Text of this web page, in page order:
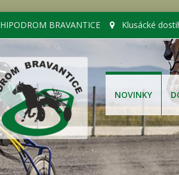
HIPODROM BRAVANTICE Klusácké
NOVINKY